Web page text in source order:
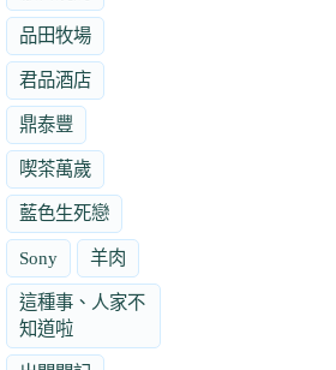
品田牧場
君品酒店
鼎泰豐
喫茶萬歲
藍色生死戀
Sony 羊肉
這種事、人家不
知道啦